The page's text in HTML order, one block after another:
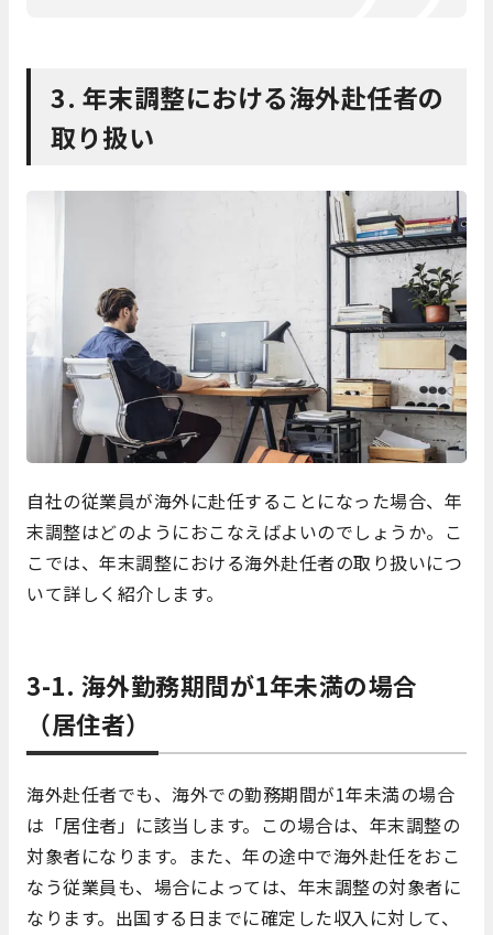
3. 年末調整における海外赴任者の
取り扱い
自社の従業員が海外に赴任することになった場合、年
末調整はどのようにおこなえばよいのでしょうか。こ
こでは、年末調整における海外赴任者の取り扱いにつ
いて詳しく紹介します。
3-1. 海外勤務期間が1年未満の場合
（居住者）
海外赴任者でも、海外での勤務期間が1年未満の場合
は「居住者」に該当します。この場合は、年末調整の
対象者になります。また、年の途中で海外赴任をおこ
なう従業員も、場合によっては、年末調整の対象者に
なります。出国する日までに確定した収入に対して、